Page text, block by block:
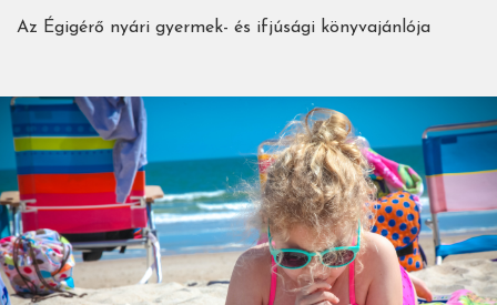
Az Égigérő nyári gyermek- és ifjúsági könyvajánlója